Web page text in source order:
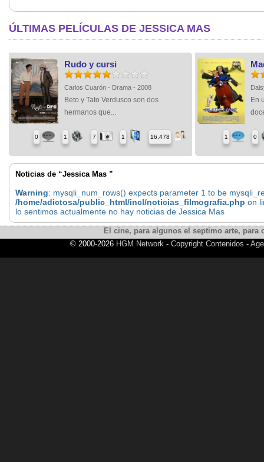
ÚLTIMAS PELÍCULAS DE JESSICA MAS
Rudo y cursi
Carlos Cuarón - Drama - 2008
Beto y Tato Verdusco son dos
hermanos que...
0 1 7 1 16,478
En
1 0
Noticias de “Jessica Mas ”
Warning: mysqli_num_rows() expects parameter 1 to be
/home/adictosa/public_html/incl/noticias_filmografia.php on
lo sentimos actualmente no hay noticias de Jessica Mas
El cine, para algunos el septimo arte,
© 2000-2026 HGM Network- Copyright Contenidos -